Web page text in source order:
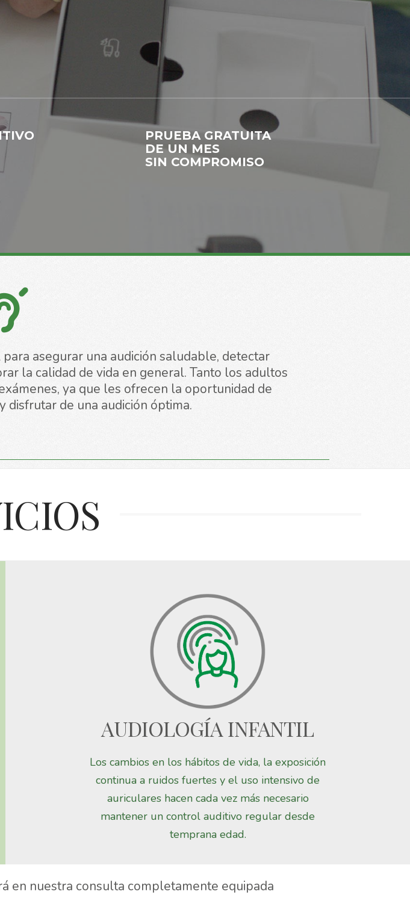
PRUEBA GRATUITA
DE UN MES
SIN COMPROMISO
asegurar una audición saludable, detectar
la calidad de vida en general. Tanto los adultos
ya que les ofrecen la oportunidad de
disfrutar de una audición óptima.
AUDIOLOGÍA INFANTIL
Los cambios en los hábitos de vida, la exposición
continua a ruidos fuertes y el uso intensivo de
auriculares hacen cada vez más necesario
mantener un control auditivo regular desde
temprana edad.
en nuestra consulta completamente equipada